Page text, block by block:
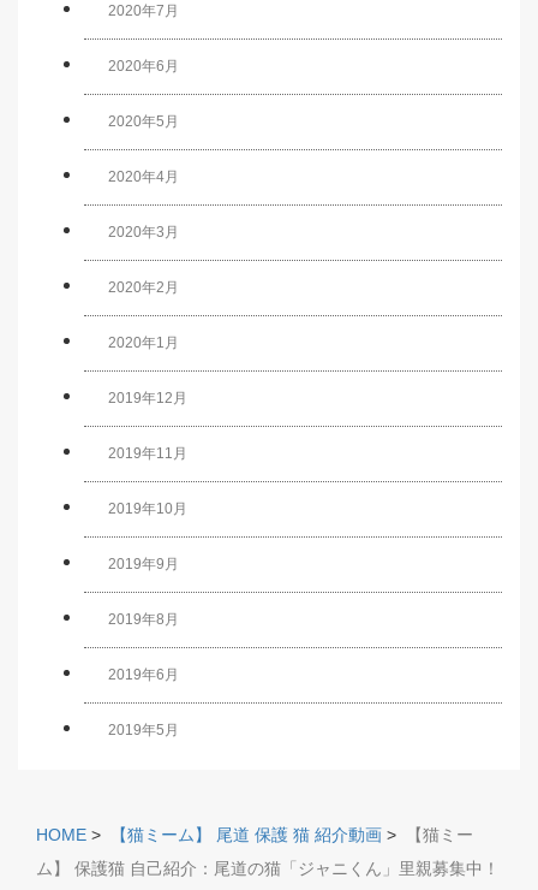
2020年7月
2020年6月
2020年5月
2020年4月
2020年3月
2020年2月
2020年1月
2019年12月
2019年11月
2019年10月
2019年9月
2019年8月
2019年6月
2019年5月
HOME > 【猫ミーム】 尾道 保護 猫 紹介動画 >
【猫ミー
ム】 保護猫 自己紹介：尾道の猫「ジャニくん」里親募集中！